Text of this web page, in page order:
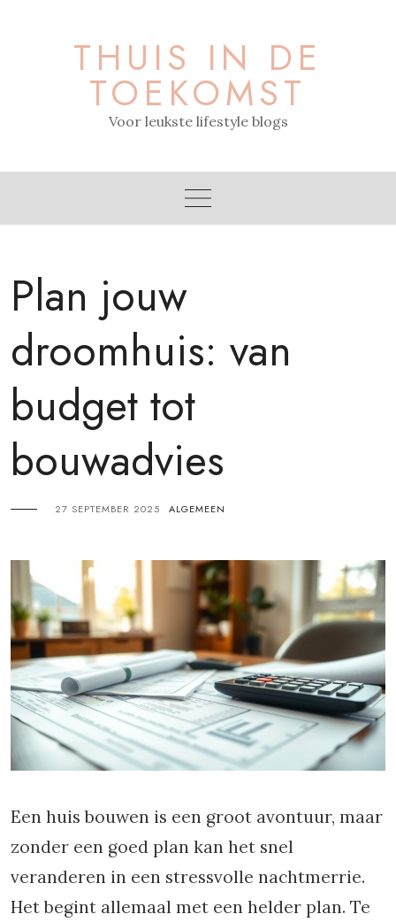
THUIS IN DE
TOEKOMST
Voor leukste lifestyle blogs
Plan jouw
droomhuis: van
budget tot
bouwadvies
27 SEPTEMBER 2025 ALGEMEEN
Een huis bouwen is een groot avontuur, maar
zonder een goed plan kan het snel
veranderen in een stressvolle nachtmerrie.
Het begint allemaal met een helder plan. Te